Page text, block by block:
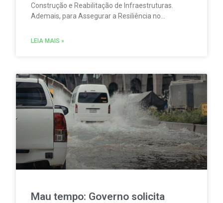
Construção e Reabilitação de Infraestruturas.
Ademais, para Assegurar a Resiliência no
assinado nos Paços do Concelho da Câmara
LEIA MAIS »
Mau tempo: Governo solicita